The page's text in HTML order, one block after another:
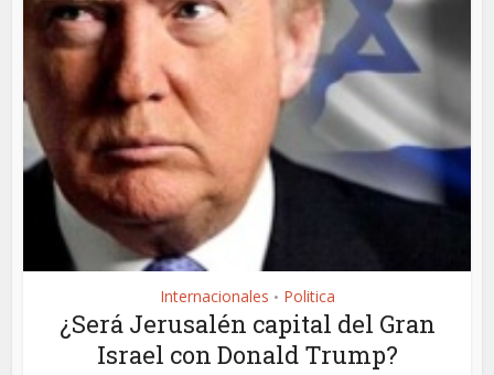
Internacionales • Politica
¿Será Jerusalén capital del Gran
Israel con Donald Trump?